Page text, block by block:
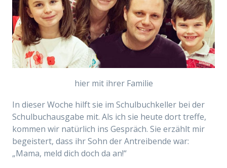
hier mit ihrer Familie
In dieser Woche hilft sie im Schulbuchkeller bei der
Schulbuchausgabe mit. Als ich sie heute dort treffe,
kommen wir natürlich ins Gespräch. Sie erzählt mir
begeistert, dass ihr Sohn der Antreibende war:
„Mama, meld dich doch da an!“